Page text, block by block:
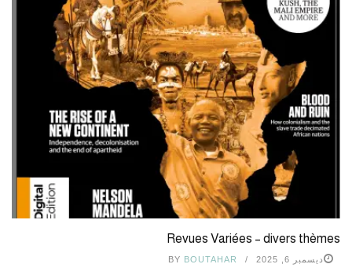
Revues Variées – divers thèmes
ديسمبر 6, 2025 BY BOUTAHAR